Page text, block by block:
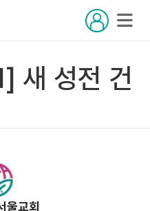
새 성전 건
울교회